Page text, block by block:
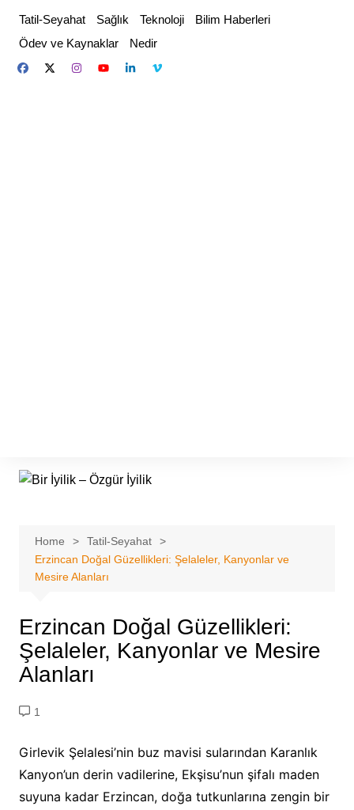
content
Tatil-Seyahat Sağlık Teknoloji
Bilim Haberleri
Ödev ve Kaynaklar
Nedir
Home
Tatil-Seyahat
Erzincan Doğal Güzellikleri: Şelaleler, Kanyonlar ve
Mesire Alanları
Erzincan Doğal Güzellikleri:
Şelaleler, Kanyonlar ve Mesire
Alanları
1
Girlevik Şelalesi’nin buz mavisi sularından Karanlık
Kanyon’un derin vadilerine, Ekşisu’nun şifalı maden
suyuna kadar Erzincan, doğa tutkunlarına zengin bir